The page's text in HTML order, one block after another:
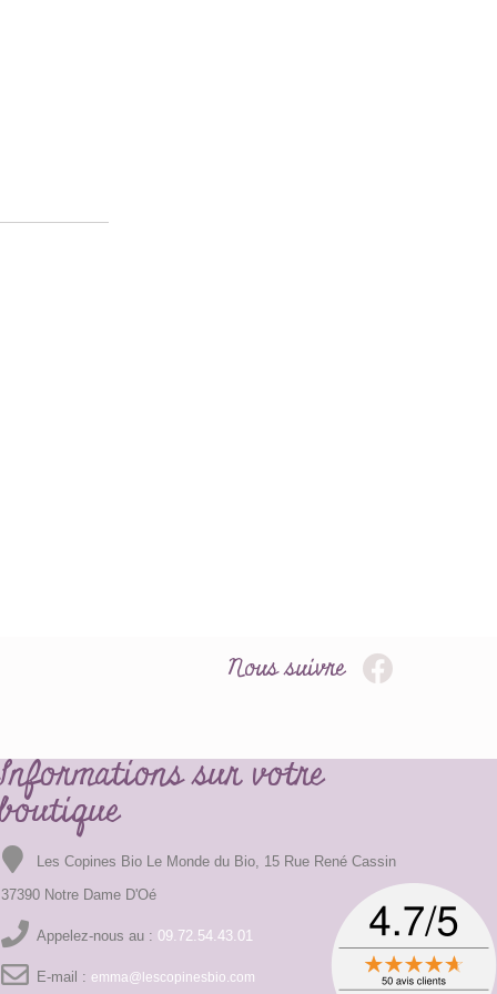
Nous suivre
sur votre
Les Copines Bio Le Monde du Bio, 15 Rue René Cassin
37390 Notre Dame D'Oé
Appelez-nous au : 09.72.54.43.01
E-mail : emma@lescopinesbio.com